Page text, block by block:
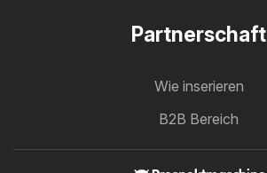
Partnerschaft
Wie inserieren
B2B Bereich